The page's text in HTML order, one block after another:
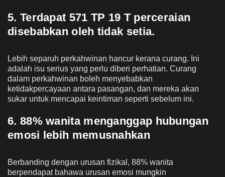
5. Terdapat 571 TP 19 T perceraian
disebabkan oleh tidak setia.
Lebih separuh perkahwinan hancur kerana curang. Ini
adalah isu serius yang perlu diberi perhatian. Curang
dalam perkahwinan boleh menyebabkan
ketidakpercayaan antara pasangan, dan mereka akan
sukar untuk mencapai keintiman seperti sebelum ini.
6. 88% wanita menganggap hubungan
emosi lebih memusnahkan
Berbanding dengan urusan fizikal, 88% wanita
berpendapat bahawa urusan emosi mungkin